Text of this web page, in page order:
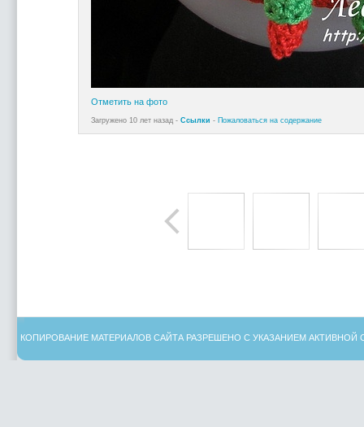
Отметить на фото
Загружено 10 лет назад - Ссылки - Пожаловаться на содержание
КОПИРОВАНИЕ МАТЕРИАЛОВ САЙТА РАЗРЕШЕНО С УКАЗАНИЕМ АКТИВНОЙ